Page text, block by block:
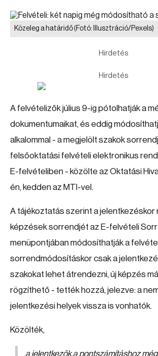
Közeleg a határidő(Fotó: Illusztráció/Pexels)
Hirdetés
Hirdetés
A felvételizők július 9-ig pótolhatják a
dokumentumaikat, és eddig
alkalommal - a megjelölt szakok
felsőoktatási felvételi elektronikus
E-felvételiben - közölte az Oktatási
én, kedden az MTI-vel.
A tájékoztatás szerint a jelentkezéskor
képzések sorrendjét az E-felvételi
menüpontjában módosíthatják a
sorrendmódosításkor csak a
szakokat lehet átrendezni, új képzés
rögzíthető - tették hozzá, jelezve: a
jelentkezési helyek vissza is vonhatók.
Közölték,
a jelentkezők a pontszámításhoz még